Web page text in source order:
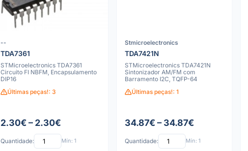
--
TDA7361
STMicroelectronics TDA7361
Circuito FI NBFM, Encapsulamento
DIP16
Últimas peças!: 3
2.30€ – 2.30€
Quantidade: Mín: 1
Stmicroelectronics
TDA7421N
STMicroelectronics TDA7421N
Sintonizador AM/FM com
Barramento I2C, TQFP-64
Últimas peças!: 1
34.87€ – 34.87€
Quantidade: Mín: 1